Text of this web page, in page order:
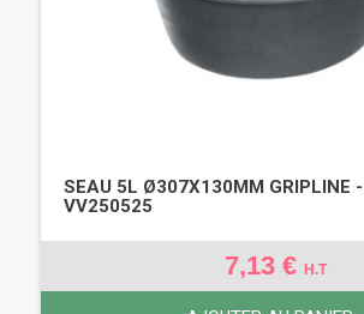
SEAU 5L Ø307X130MM GRIPLINE -
VV250525
7,13 € H.T